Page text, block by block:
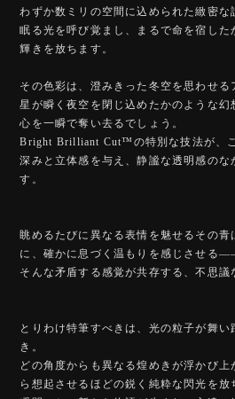
わずか数ミリの空間に込められた緻密な
眠る光を呼び覚まし、まるで命を宿した
輝きを放ちます。
その色彩は、澄みきった冬空を思わせる
星が瞬く夜空を閉じ込めたかのような幻
心を一瞬で奪い去るでしょう。
Bright Brilliant Cut™️の特別な技法が、
深みと立体感を与え、静謐な透明感のな
す。
眺めるたびに異なる表情を魅せるその青
に、確かに息づく温もりを感じさせる
そんな矛盾する感覚が共存する、不思議
とりわけ特筆すべきは、光の粒子が舞
き。
どの角度からも異なる煌めきが浮かび
ら想起させるほどの鋭く純粋な閃光を放